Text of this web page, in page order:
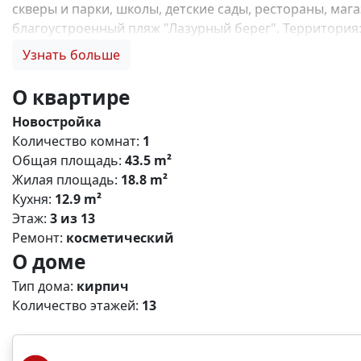
скверы и парки, школы, детские сады, рестораны,
благоустроенный пляж "Лазурный берег".
любимых блюд -уютное дизайнерское лобби,
зонированием по возрастам Преимущества ЖК: -
собственная котельная - продуманные планировки
Льготная ипотека на покупку квартиры в г
Мариуполя. Цены напрямую от застройщика.
работаем по всему Крыму и Мариуполю! Звоните,
купить квартиру под семейную ипотеку, купить
купить квартиру без отделки, инвестиции в
Узнать больше
О квартире
Новостройка
Количество комнат: 1
Общая площадь: 43.5 m²
Жилая площадь: 18.8 m²
Кухня: 12.9 m²
Этаж: 3 из 13
Ремонт: косметический
О доме
Тип дома: кирпич
Количество этажей: 13